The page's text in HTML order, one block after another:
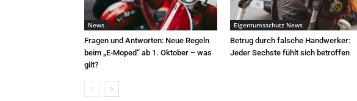
News
Fragen und Antworten: Neue Regeln
beim „E-Moped“ ab 1. Oktober – was
gilt?
Eigentumsschutz News
Betrug durch falsche Handwerker:
Jeder Sechste fühlt sich betroffen